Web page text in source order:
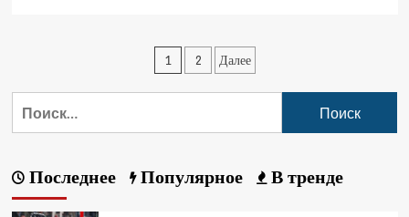
1 2 Далее
Последнее Популярное В тренде